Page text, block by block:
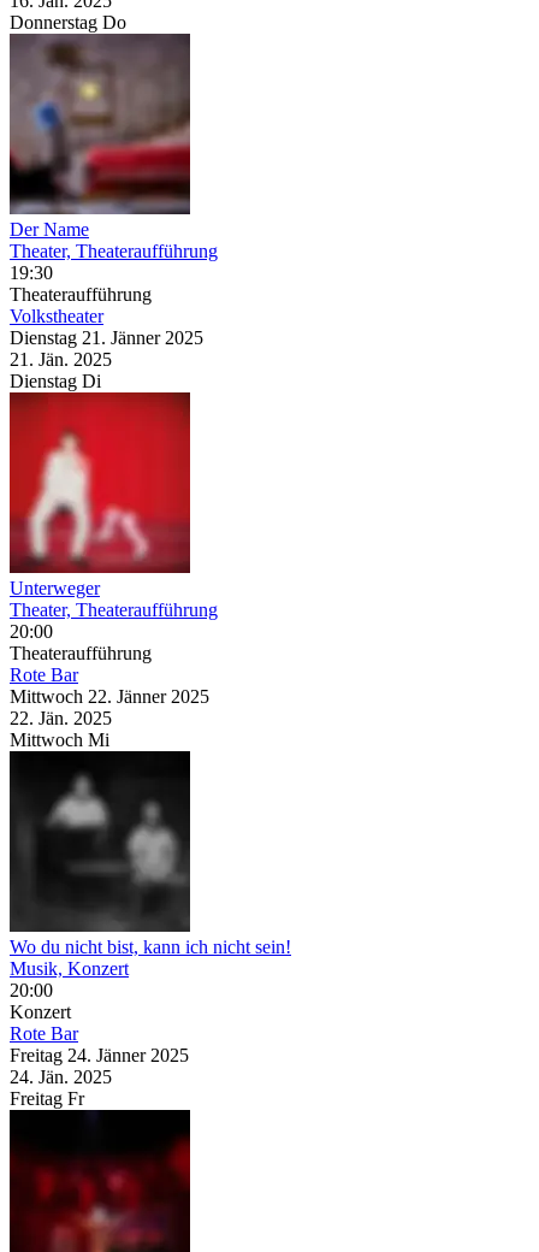
Donnerstag Do
Der Name
Theater, Theateraufführung
19:30
Theateraufführung
Volkstheater
Dienstag 21. Jänner 2025
21. Jän. 2025
Dienstag Di
Unterweger
Theater, Theateraufführung
20:00
Theateraufführung
Rote Bar
Mittwoch 22. Jänner 2025
22. Jän. 2025
Mittwoch Mi
Wo du nicht bist, kann ich nicht sein!
Musik, Konzert
20:00
Konzert
Rote Bar
Freitag 24. Jänner 2025
24. Jän. 2025
Freitag Fr